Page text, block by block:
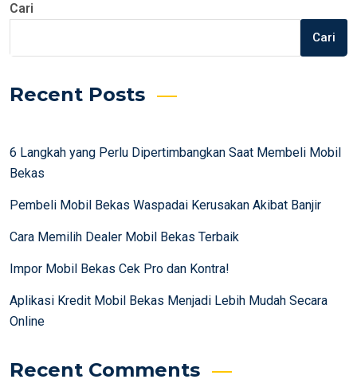
Cari
Cari
Recent Posts
6 Langkah yang Perlu Dipertimbangkan Saat Membeli Mobil
Bekas
Pembeli Mobil Bekas Waspadai Kerusakan Akibat Banjir
Cara Memilih Dealer Mobil Bekas Terbaik
Impor Mobil Bekas Cek Pro dan Kontra!
Aplikasi Kredit Mobil Bekas Menjadi Lebih Mudah Secara
Online
Recent Comments